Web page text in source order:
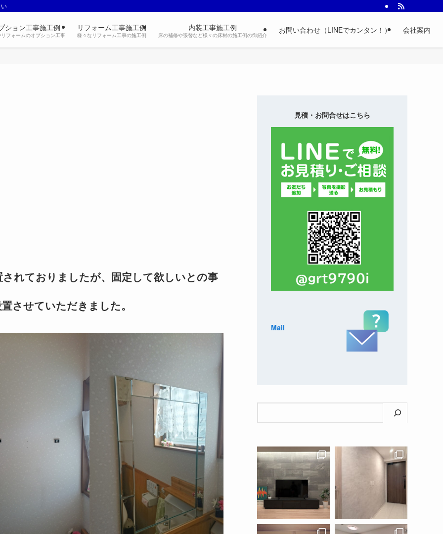
ション工事施工例
フォームのオプション工事
リフォーム工事施工例
様々なリフォーム工事の施工例
内装工事施工例
床の補修や張替など様々の床材の施工例の御紹介
お問い合わせ（LINEでカンタン！） 会社案内
れておりましたが、固定して欲しいとの事
させていただきました。
見積・お問合せはこちら
Mail